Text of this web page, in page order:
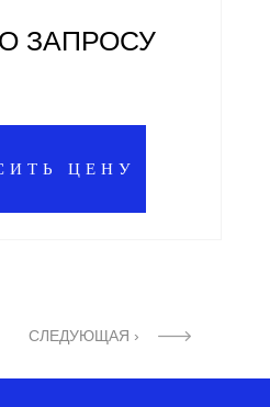
ЗАПРОСУ
ЦЕНУ
СЛЕДУЮЩАЯ ›